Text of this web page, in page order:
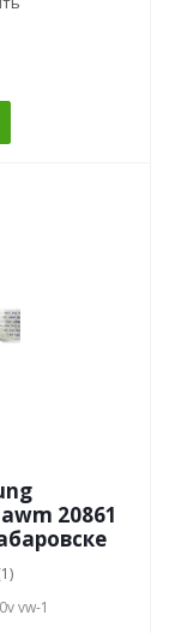
20861
vw-1